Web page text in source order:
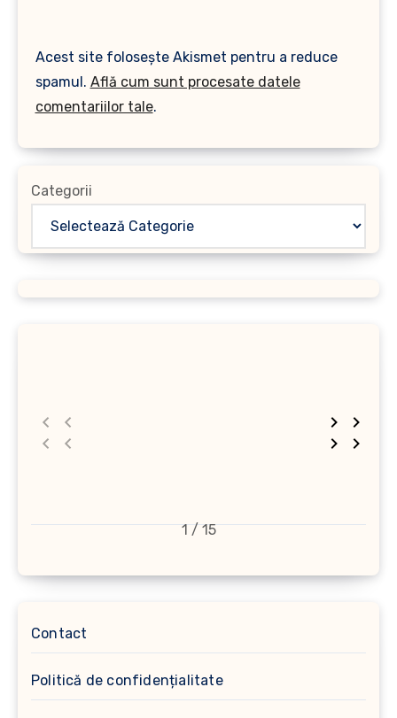
Acest site folosește Akismet pentru a reduce
spamul. Află cum sunt procesate datele
comentariilor tale.
Categorii
1 / 15
Contact
Politică de confidențialitate